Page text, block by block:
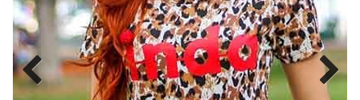
MODA
FITNESS
MODA
GRIFE